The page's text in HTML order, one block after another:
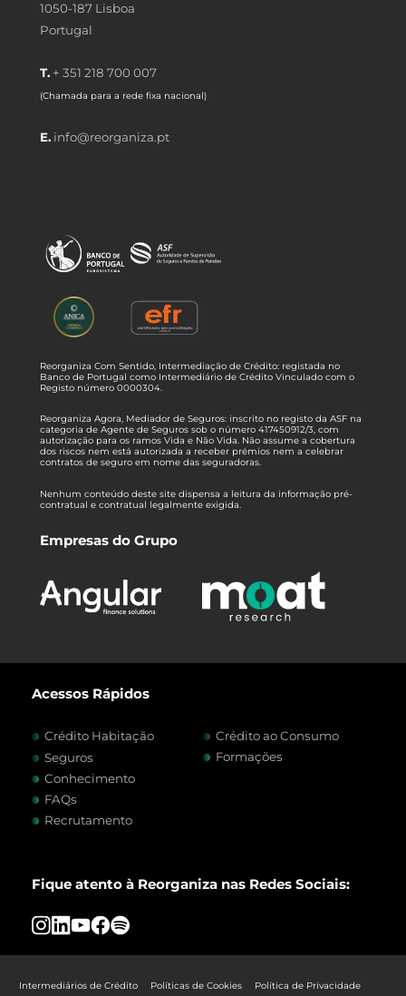
1050-187 Lisboa
Portugal
T. + 351 218 700 007
(Chamada para a rede fixa nacional)
E. info@reorganiza.pt
Reorganiza Com Sentido, Intermediação de Crédito: registada no
Banco de Portugal como Intermediário de Crédito Vinculado com o
Registo número 0000304.
Reorganiza Agora, Mediador de Seguros: inscrito no registo da ASF na
categoria de Agente de Seguros sob o número 417450912/3, com
autorização para os ramos Vida e Não Vida. Não assume a cobertura
dos riscos nem está autorizada a receber prémios nem a celebrar
contratos de seguro em nome das seguradoras.
Nenhum conteúdo deste site dispensa a leitura da informação pré-
contratual e contratual legalmente exigida.
Empresas do Grupo
Acessos Rápidos
Crédito Habitação
Crédito ao Consumo
Seguros
Formações
Conhecimento
FAQs
Recrutamento
Fique atento à Reorganiza nas Redes Sociais:
Intermediários de Crédito Políticas de Cookies Política de Privacidade